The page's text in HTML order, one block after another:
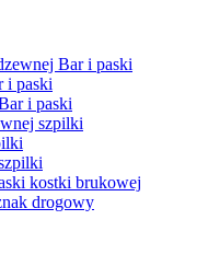
Bar i paski
i paski
i paski
szpilki
kostki brukowej
drogowy